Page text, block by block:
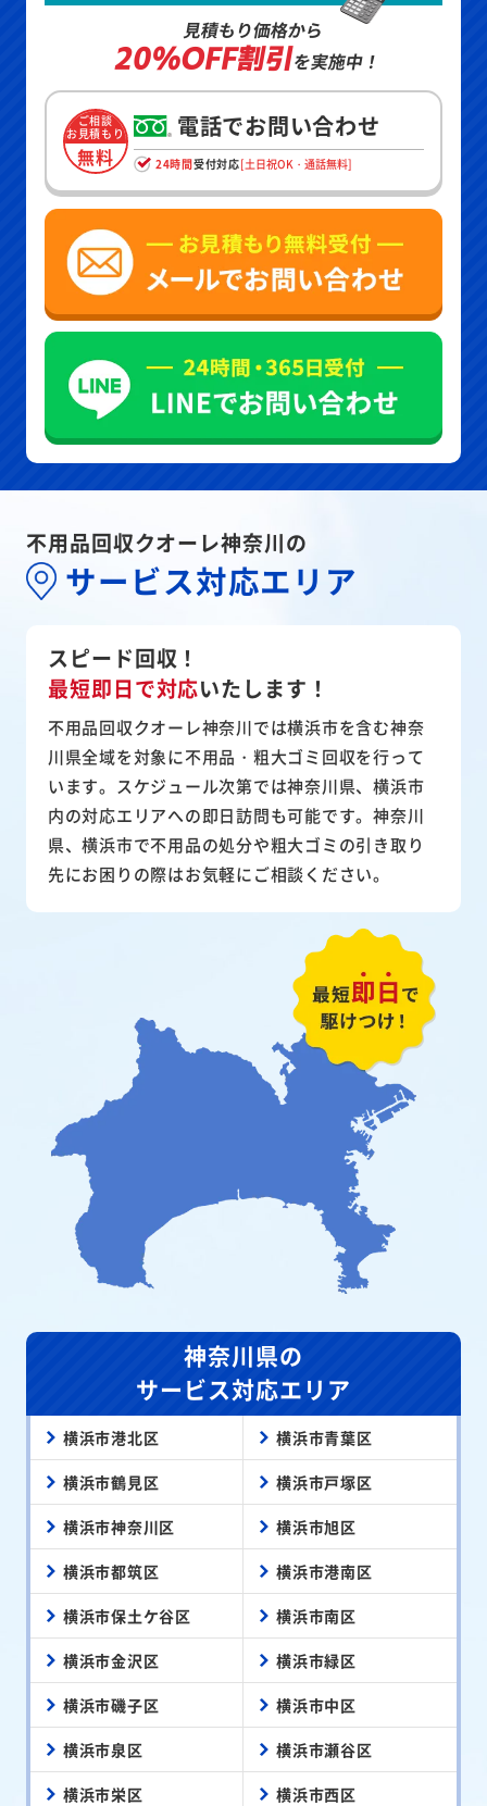
見積もり価格から
20%OFF割引を実施中！
ご相談
お見積もり
無料
電話でお問い合わせ
24時間受付対応[土日祝OK・通話無料]
不用品回収クオーレ神奈川の
サービス対応エリア
スピード回収！
最短即日で対応いたします！
不用品回収クオーレ神奈川では横浜市を含む神奈
川県全域を対象に不用品・粗大ゴミ回収を行って
います。スケジュール次第では神奈川県、横浜市
内の対応エリアへの即日訪問も可能です。神奈川
県、横浜市で不用品の処分や粗大ゴミの引き取り
先にお困りの際はお気軽にご相談ください。
神奈川県の
サービス対応エリア
横浜市港北区 横浜市青葉区
横浜市鶴見区 横浜市戸塚区
横浜市神奈川区 横浜市旭区
横浜市都筑区 横浜市港南区
横浜市保土ケ谷区 横浜市南区
横浜市金沢区 横浜市緑区
横浜市磯子区 横浜市中区
横浜市泉区 横浜市瀬谷区
横浜市栄区 横浜市西区